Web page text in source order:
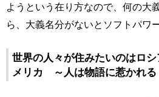
ようという在り方なので、何の大
ら、大義名分がないとソフトパワ
世界の人々が住みたいのはロ
メリカ ～人は物語に惹かれる